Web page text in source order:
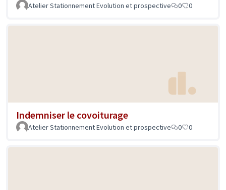
Atelier Stationnement Evolution et prospective 0 0
Indemniser le covoiturage
Atelier Stationnement Evolution et prospective 0 0